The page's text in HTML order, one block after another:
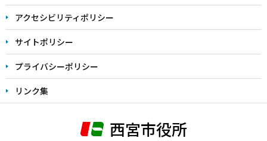
アクセシビリティポリシー
サイトポリシー
プライバシーポリシー
リンク集
西宮市役所